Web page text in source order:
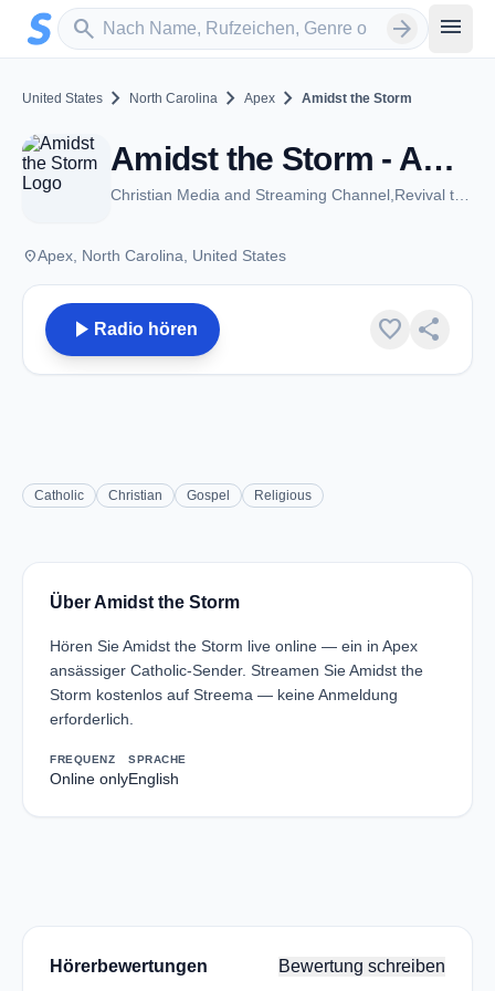
Zum Hauptinhalt springen
search
Sender suchen arrow_forward menu
United States chevron_right North Carolina chevron_right Apex chevron_right Amidst the Storm
Amidst the Storm - Apex, NC
placeApex, North Carolina, United States
play_arrow Radio hören favorite share
Catholic Christian Gospel Religious
Über Amidst the Storm
Hören Sie Amidst the Storm live online — ein in Apex
ansässiger Catholic-Sender. Streamen Sie Amidst the
Storm kostenlos auf Streema — keine Anmeldung
erforderlich.
FREQUENZ
Online only
SPRACHE
English
Hörerbewertungen Bewertung schreiben